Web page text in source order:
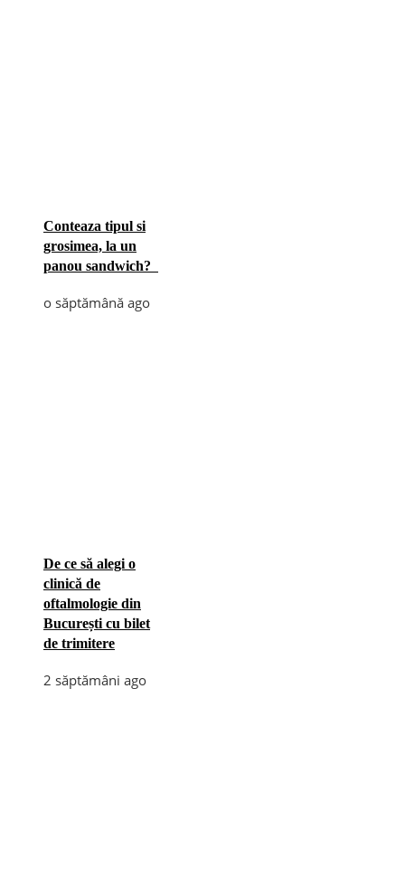
Conteaza tipul si
grosimea, la un
panou sandwich?
o săptămână ago
De ce să alegi o
clinică de
oftalmologie din
București cu bilet
de trimitere
2 săptămâni ago